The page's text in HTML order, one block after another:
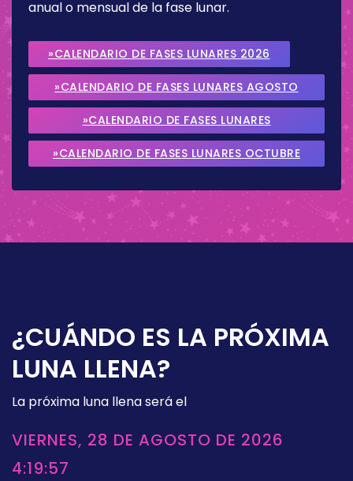
anual o mensual de la fase lunar.
»CALENDARIO DE FASES LUNARES 2026
»CALENDARIO DE FASES LUNARES AGOSTO
2026
»CALENDARIO DE FASES LUNARES
SEPTIEMBRE 2026
»CALENDARIO DE FASES LUNARES OCTUBRE
¿CUÁNDO ES LA PRÓXIMA
LUNA LLENA?
La próxima luna llena será el
VIERNES, 28 DE AGOSTO DE 2026
4:19:57